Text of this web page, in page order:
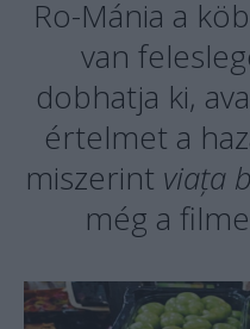
Ro-Mánia a
van
dobhatja ki,
értelmet a
miszerint viața
még a